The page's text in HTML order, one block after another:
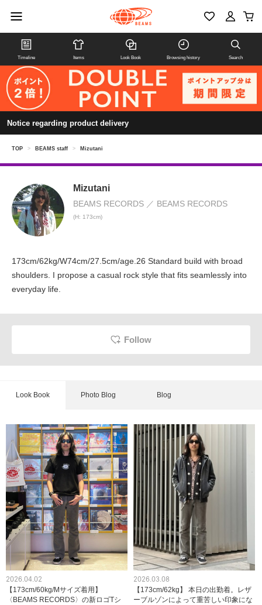
Timeline Items Look Book Browsing history Search
Notice regarding product delivery
TOP > BEAMS staff > Mizutani
Mizutani
BEAMS RECORDS BEAMS RECORDS
(H: 173cm)
173cm/62kg/W74cm/27.5cm/age.26 Standard build with broad
shoulders. I propose a casual rock style that fits seamlessly into
everyday life.
Follow
Look Book Photo Blog Blog
2026.04.02
【173cm/60kg/Mサイズ着用】
〈BEAMS RECORDS〉の新ロゴTシ
2026.03.08
【173cm/62kg】 本日の出勤着。レザ
ーブルゾンによって重苦しい印象にな